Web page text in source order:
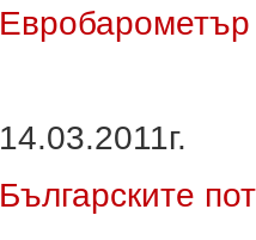
Евробарометър
14.03.2011г.
Българските